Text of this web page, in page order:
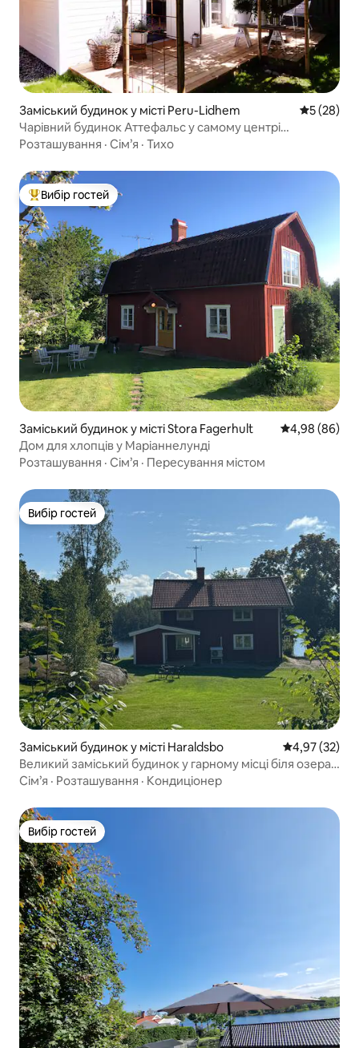
Заміський будинок у місті Peru-Lidhem Середня
5 (28)
Чарівний будинок Аттефальс у самому центрі
Вестервіка
Розташування · Сім’я · Тихо
Топ вибір гостей
Вибір гостей
Заміський будинок у місті Stora Fagerhult Середня
4,98 (86)
Дом для хлопців у Маріаннелунді
Розташування · Сім’я · Пересування містом
Вибір гостей
Вибір гостей
Заміський будинок у місті Haraldsbo Середня
4,97 (32)
Великий заміський будинок у гарному місці біля озера в
Смоланді.
Сім’я · Розташування · Кондиціонер
Вибір гостей
Вибір гостей